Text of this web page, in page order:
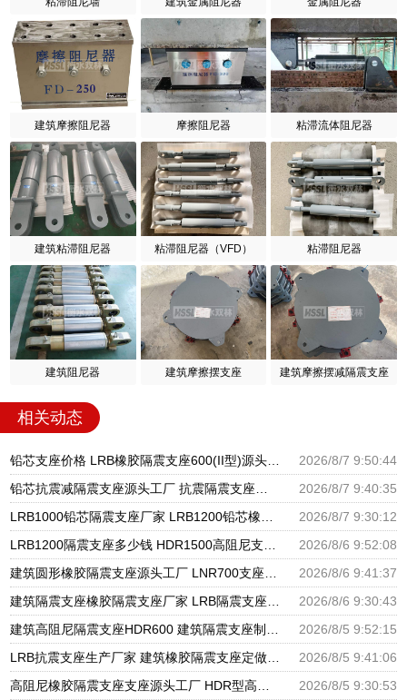
建筑摩擦阻尼器 摩擦阻尼器 粘滞流体阻尼器
建筑粘滞阻尼器 粘滞阻尼器（VFD） 粘滞阻尼器
建筑阻尼器 建筑摩擦摆支座 建筑摩擦摆减隔震支座
相关动态
2026/8/7 9:50:44
2026/8/7 9:40:35
2026/8/7 9:30:12
2026/8/6 9:52:08
2026/8/6 9:41:37
2026/8/6 9:30:43
2026/8/5 9:52:15
2026/8/5 9:41:06
2026/8/5 9:30:53